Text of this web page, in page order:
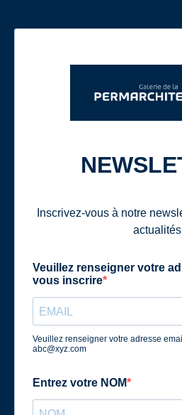
Inscrivez-vous à notre
Veuillez renseigner votre
vous inscrire
Veuillez renseigner votre adresse
abc@xyz.com
Entrez votre NOM